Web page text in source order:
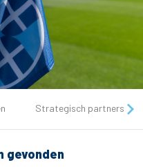
Strategisch partners
gevonden